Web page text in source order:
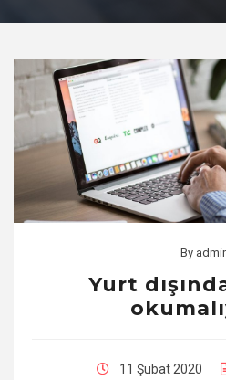
By
Yurt
11 Şubat 2020